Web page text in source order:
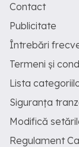
Contact
Publicitate
Întrebări
Termeni și
Lista
Siguranța
Modifică
Regulament